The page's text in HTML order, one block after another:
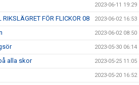
2023-06-11 19:29
FÖR FLICKOR 08 2023-06-02 16:53
2023-06-02 08:50
2023-05-30 06:14
alla skor 2023-05-25 11:05
2023-05-20 16:52